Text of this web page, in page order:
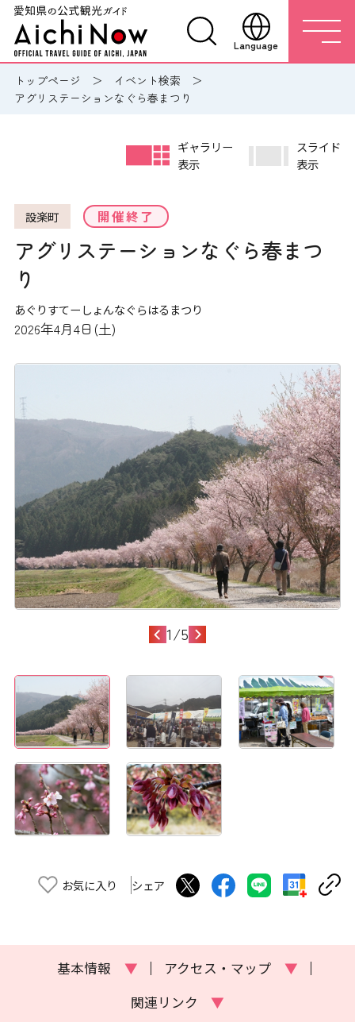
Language
トップページ
イベント検索
アグリステーションなぐら春まつり
設楽町 開催終了
アグリステーションなぐら春まつ
り
あぐりすてーしょんなぐらはるまつり
2026年4月4日(土)
ギャラリー
表示
スライド
表示
1/5
お気に入り シェア
基本情報 ▼ アクセス・マップ
▼
関連リンク
▼